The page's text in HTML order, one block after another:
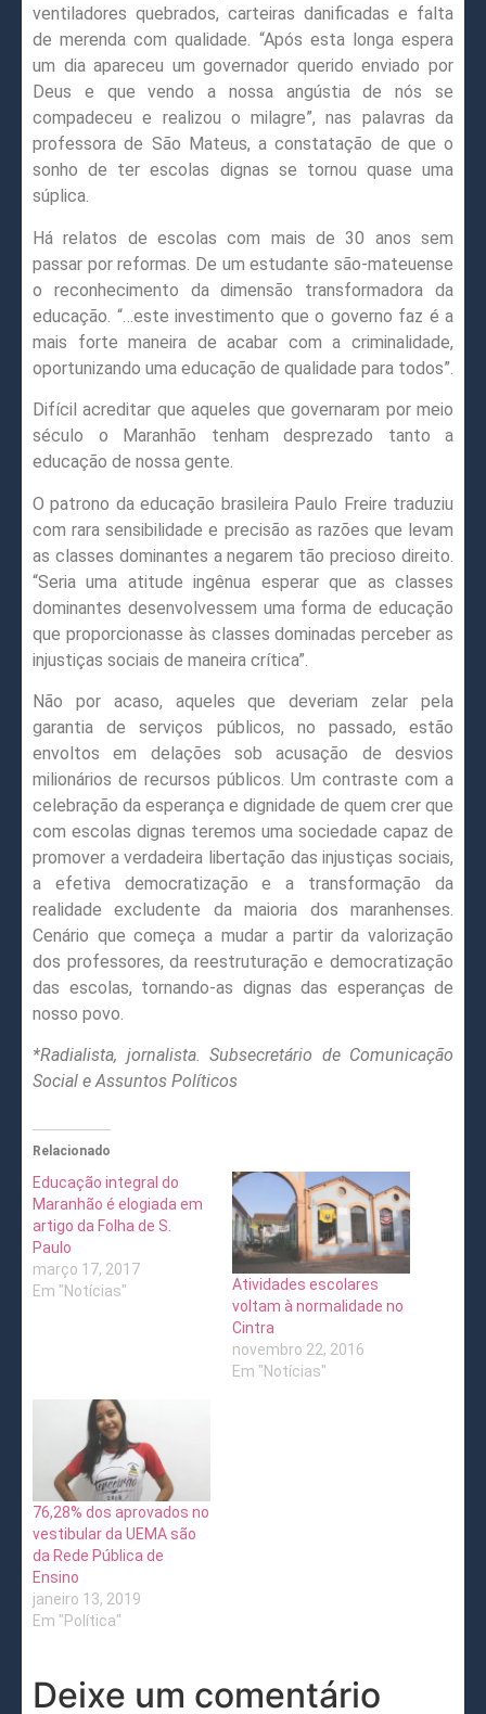
ventiladores quebrados, carteiras danificadas e falta
de merenda com qualidade. “Após esta longa espera
um dia apareceu um governador querido enviado por
Deus e que vendo a nossa angústia de nós se
compadeceu e realizou o milagre”, nas palavras da
professora de São Mateus, a constatação de que o
sonho de ter escolas dignas se tornou quase uma
súplica.
Há relatos de escolas com mais de 30 anos sem
passar por reformas. De um estudante são-mateuense
o reconhecimento da dimensão transformadora da
educação. “…este investimento que o governo faz é a
mais forte maneira de acabar com a criminalidade,
oportunizando uma educação de qualidade para todos”.
Difícil acreditar que aqueles que governaram por meio
século o Maranhão tenham desprezado tanto a
educação de nossa gente.
O patrono da educação brasileira Paulo Freire traduziu
com rara sensibilidade e precisão as razões que levam
as classes dominantes a negarem tão precioso direito.
“Seria uma atitude ingênua esperar que as classes
dominantes desenvolvessem uma forma de educação
que proporcionasse às classes dominadas perceber as
injustiças sociais de maneira crítica”.
Não por acaso, aqueles que deveriam zelar pela
garantia de serviços públicos, no passado, estão
envoltos em delações sob acusação de desvios
milionários de recursos públicos. Um contraste com a
celebração da esperança e dignidade de quem crer que
com escolas dignas teremos uma sociedade capaz de
promover a verdadeira libertação das injustiças sociais,
a efetiva democratização e a transformação da
realidade excludente da maioria dos maranhenses.
Cenário que começa a mudar a partir da valorização
dos professores, da reestruturação e democratização
das escolas, tornando-as dignas das esperanças de
nosso povo.
*Radialista, jornalista. Subsecretário de Comunicação
Social e Assuntos Políticos
Relacionado
Educação integral do
Maranhão é elogiada em
artigo da Folha de S.
Paulo
março 17, 2017
Em "Notícias"
Atividades escolares
voltam à normalidade no
Cintra
novembro 22, 2016
Em "Notícias"
76,28% dos aprovados no
vestibular da UEMA são
da Rede Pública de
Ensino
janeiro 13, 2019
Em "Política"
Deixe um comentário